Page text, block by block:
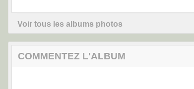
Voir tous les albums photos
COMMENTEZ L'ALBUM